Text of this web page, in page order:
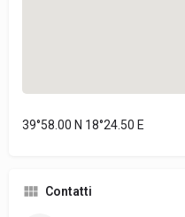
39°58.00 N 18°24.50 E
Contatti